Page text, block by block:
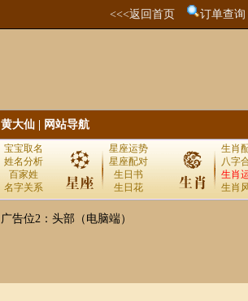
<<<返回首页 订单查询
黄大仙 网站导航
宝宝取名
姓名分析
百家姓
名字关系
星座运势
星座配对
生日书
生日花
生肖
八字
生肖
生肖
广告位2：头部（电脑端）